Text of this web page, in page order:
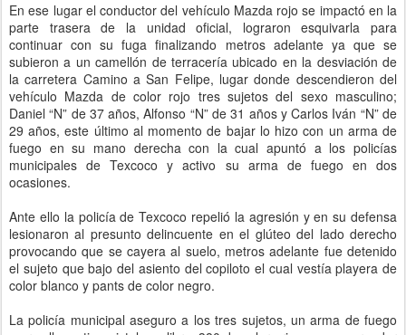
En ese lugar el conductor del vehículo Mazda rojo se impactó en la
parte trasera de la unidad oficial, lograron esquivarla para
continuar con su fuga finalizando metros adelante ya que se
subieron a un camellón de terracería ubicado en la desviación de
la carretera Camino a San Felipe, lugar donde descendieron del
vehículo Mazda de color rojo tres sujetos del sexo masculino;
Daniel “N” de 37 años, Alfonso “N” de 31 años y Carlos Iván “N” de
29 años, este último al momento de bajar lo hizo con un arma de
fuego en su mano derecha con la cual apuntó a los policías
municipales de Texcoco y activo su arma de fuego en dos
ocasiones.
Ante ello la policía de Texcoco repelió la agresión y en su defensa
lesionaron al presunto delincuente en el glúteo del lado derecho
provocando que se cayera al suelo, metros adelante fue detenido
el sujeto que bajo del asiento del copiloto el cual vestía playera de
color blanco y pants de color negro.
La policía municipal aseguro a los tres sujetos, un arma de fuego